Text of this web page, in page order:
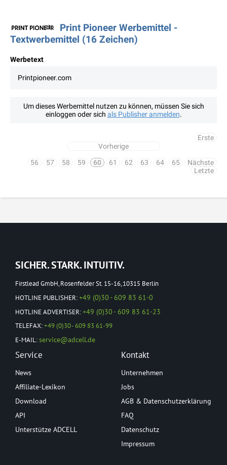
Print Pioneer Werbemittel -
Textwerbemittel (16 Zeichen)
Werbetext
Printpioneer.com
Um dieses Werbemittel nutzen zu können, müssen Sie sich
einloggen oder sich als Publisher anmelden.
Erste
Vorherige
56
57 58 59 60 61 62 63 64 65
Nächste
Letzte
SICHER. STARK. INTUITIV.
Firstlead GmbH, Rosenfelder St. 15-16, 10315 Berlin
HOTLINE PUBLISHER:+49 (0)30 - 609 83 61-0
HOTLINE ADVERTISER:+49 (0)30 - 609 83 61-23
TELEFAX:+49 (0)30 - 609 83 61-99
E-MAIL:service@adcell.de
Service
News
Affiliate-Lexikon
Download
API
Unterstütze ADCELL
Kontakt
Unternehmen
Jobs
AGB & Datenschutzerklärung
FAQ
Datenschutz
Impressum